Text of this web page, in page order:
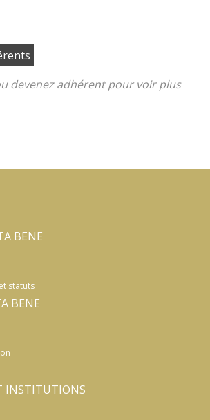
devenez adhérent pour voir plus
BENE
statuts
BENE
INSTITUTIONS